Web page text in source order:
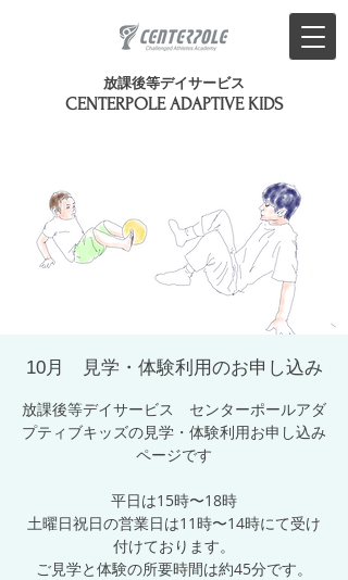
放課後等デイサービス
​CENTERPOLE ADAPTIVE KIDS
10月 見学・体験利用のお申し込み
放課後等デイサービス センターポールアダ
プティブキッズの見学・体験利用お申し込み
ページです
平日は15時〜18時
土曜日祝日の営業日は11時〜14時にて受け
付けております。
ご見学と体験の所要時間は約45分です。